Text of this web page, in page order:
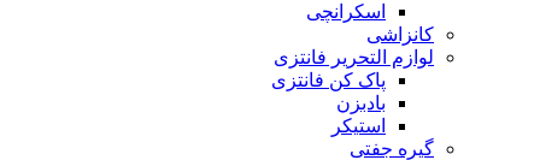
اسکرانچی
کانزاشی
لوازم التحریر فانتزی
پاک کن فانتزی
بادبزن
استیکر
گیره جفتی